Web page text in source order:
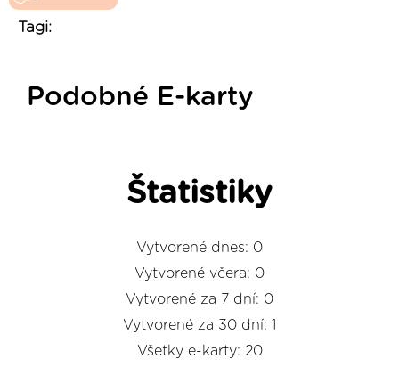
Tagi:
Podobné E-karty
Štatistiky
Vytvorené dnes: 0
Vytvorené včera: 0
Vytvorené za 7 dní: 0
Vytvorené za 30 dní: 1
Všetky e-karty: 20